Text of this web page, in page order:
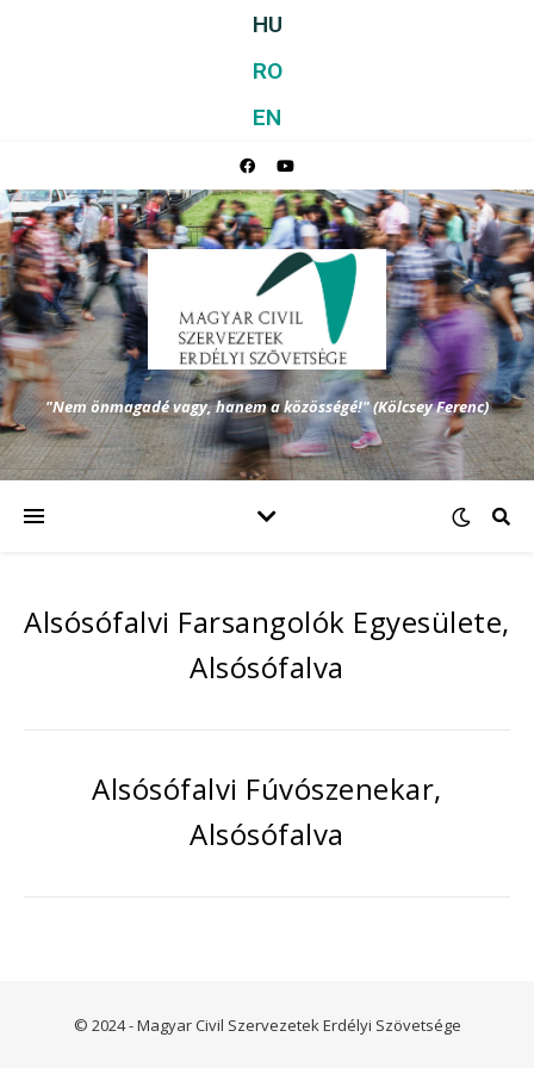
HU
RO
EN
"Nem önmagadé vagy, hanem a közösségé!" (Kölcsey Ferenc)
Alsósófalvi Farsangolók Egyesülete,
Alsósófalva
Alsósófalvi Fúvószenekar,
Alsósófalva
© 2024 - Magyar Civil Szervezetek Erdélyi Szövetsége